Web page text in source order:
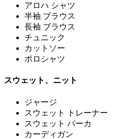
アロハ シャツ
半袖 ブラウス
長袖 ブラウス
チュニック
カットソー
ポロシャツ
スウェット、ニット
ジャージ
スウェット トレーナー
スウェット パーカ
カーディガン